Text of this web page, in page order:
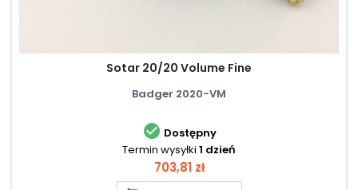
Sotar 20/20 Volume Fine
Badger 2020-VM
 Dostępny
Termin wysyłki 1 dzień
Cena
703,81 zł